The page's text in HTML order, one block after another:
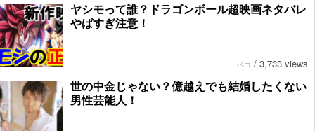
ヤシモって誰？ドラゴンボール超映画ネタバレ
やばすぎ注意！
ペコ / 3,733 views
世の中金じゃない？億越えでも結婚したくない
男性芸能人！